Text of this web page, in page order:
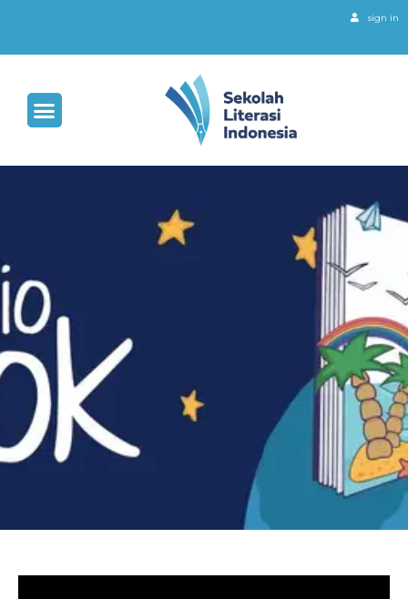
sign in